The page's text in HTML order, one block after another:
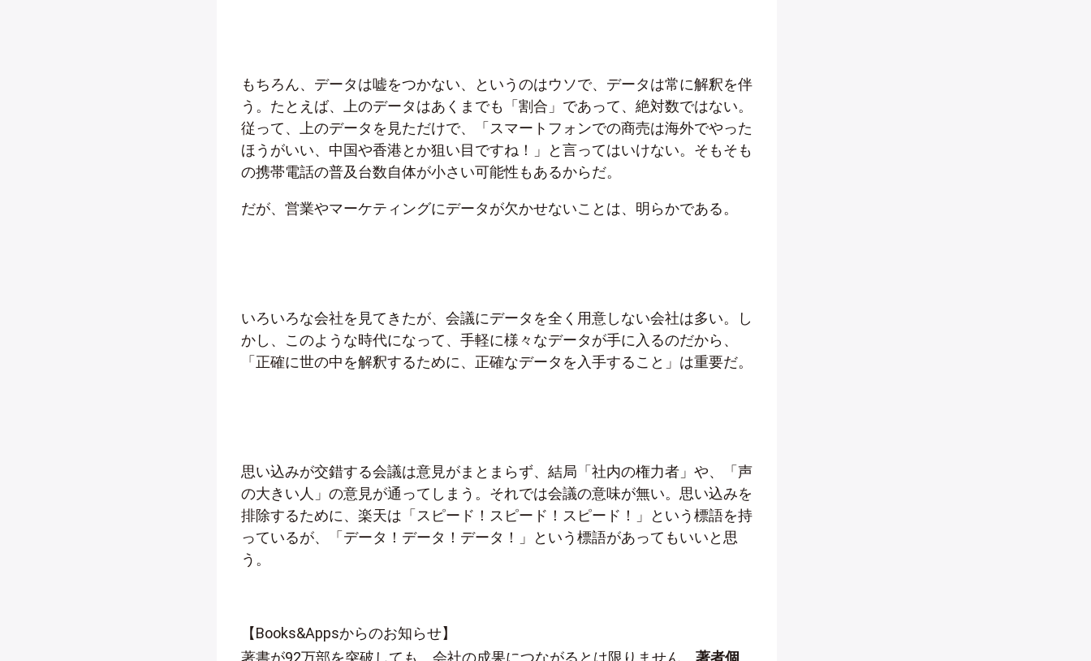
もちろん、データは嘘をつかない、というのはウソで、データは常に解釈を伴
う。たとえば、上のデータはあくまでも「割合」であって、絶対数ではない。
従って、上のデータを見ただけで、「スマートフォンでの商売は海外でやった
ほうがいい、中国や香港とか狙い目ですね！」と言ってはいけない。そもそも
の携帯電話の普及台数自体が小さい可能性もあるからだ。
だが、営業やマーケティングにデータが欠かせないことは、明らかである。
いろいろな会社を見てきたが、会議にデータを全く用意しない会社は多い。し
かし、このような時代になって、手軽に様々なデータが手に入るのだから、
「正確に世の中を解釈するために、正確なデータを入手すること」は重要だ。
思い込みが交錯する会議は意見がまとまらず、結局「社内の権力者」や、「声
の大きい人」の意見が通ってしまう。それでは会議の意味が無い。思い込みを
排除するために、楽天は「スピード！スピード！スピード！」という標語を持
っているが、「データ！データ！データ！」という標語があってもいいと思
う。
【Books&Appsからのお知らせ】
著書が92万部を突破しても、会社の成果につながるとは限りません。 著者個